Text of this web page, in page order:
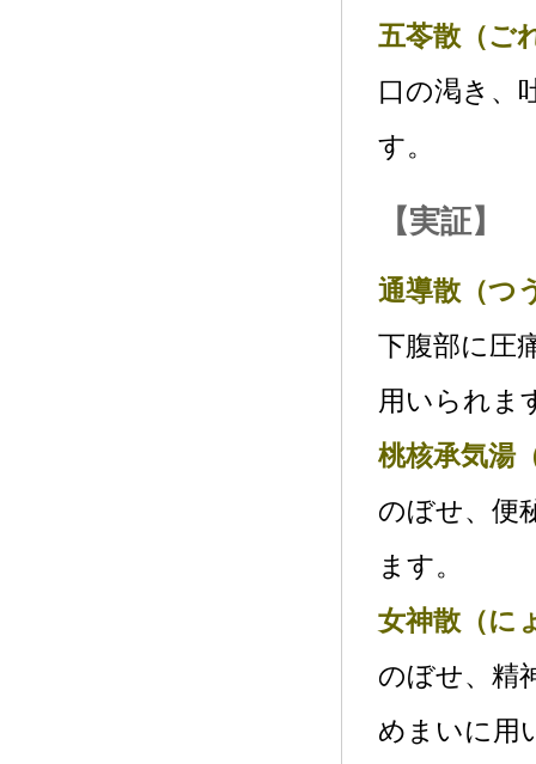
五苓散（ご
口の渇き、
す。
【実証】
通導散（つ
下腹部に圧
用いられま
桃核承気湯
のぼせ、便
ます。
女神散（に
のぼせ、精
めまいに用